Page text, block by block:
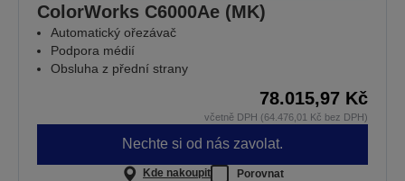
ColorWorks C6000Ae (MK)
Automatický ořezávač
Podpora médií
Obsluha z přední strany
78.015,97 Kč
včetně DPH (64.476,01 Kč bez DPH)
Nechte si od nás zavolat.
Kde nakoupit Porovnat